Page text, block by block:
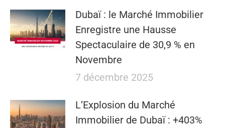
Dubaï : le Marché Immobilier
Enregistre une Hausse
Spectaculaire de 30,9 % en
Novembre
7 décembre 2025
L’Explosion du Marché
Immobilier de Dubaï : +403%